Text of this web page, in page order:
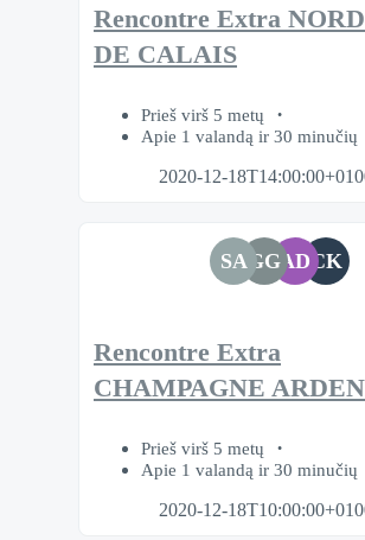
Rencontre Extra
DE CALAIS
Prieš virš 5 metų
Apie 1 valandą ir 30 minučių
2020-12-
SA GGAD CK
Rencontre Extra
CHAMPAGNE
Prieš virš 5 metų
Apie 1 valandą ir 30 minučių
2020-12-